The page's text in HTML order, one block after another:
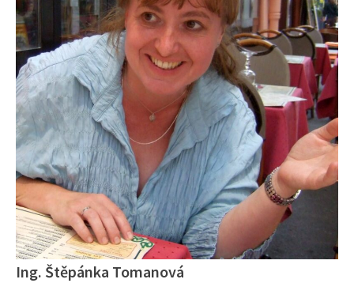
Ing. Štěpánka Tomanová